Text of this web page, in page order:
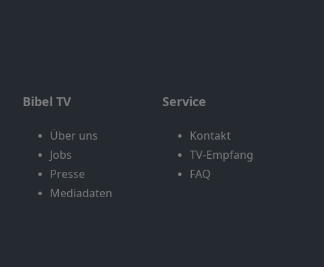
Bibel TV
Über uns
Jobs
Presse
Mediadaten
Service
Kontakt
TV-Empfang
FAQ